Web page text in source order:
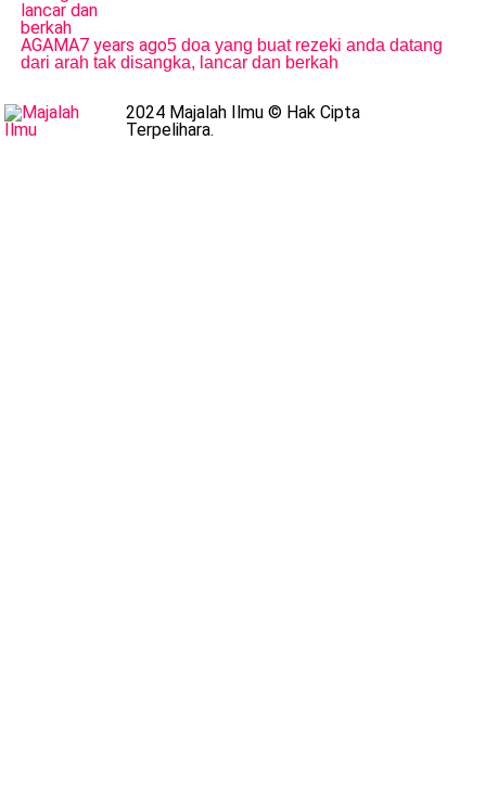
AGAMA7 years ago5 doa yang buat rezeki anda datang
dari arah tak disangka, lancar dan berkah
2024 Majalah Ilmu © Hak Cipta
Terpelihara.